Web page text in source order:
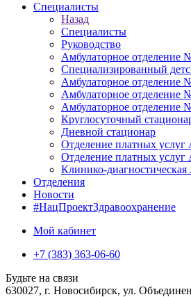
Специалисты
Назад
Специалисты
Руководство
Амбулаторное отделение
Специализированный
Амбулаторное отделение
Амбулаторное отделение
Амбулаторное отделение
Круглосуточный
Дневной стационар
Отделение платных
Отделение платных
Клинико-диагностическая
Отделения
Новости
#НацПроектЗдравоохранение
Мой кабинет
+7 (383) 363-06-60
Будьте на связи
630027, г. Новосибирск, ул.